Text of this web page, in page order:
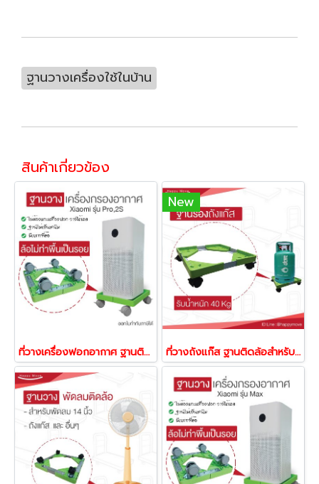
ฐานวางเครื่องใช้ในบ้าน
สินค้าเกี่ยวข้อง
ที่วางเครื่องฟอกอากาศ ฐานติดล้อวางเครื่องฟอกอากาศ ล้อไม่ทำพื้นเป็นรอย ล้อล็อกได้ Xiaomi roller รุ่น PRO,2S 54561
New
ที่วางถังแก๊ส ฐานติดล้อสำหรับวางถังแก๊ส ที่รองถังแก๊ส มีล้อเลื่อนแบบล็อกล้อได้ Happy Move 54578